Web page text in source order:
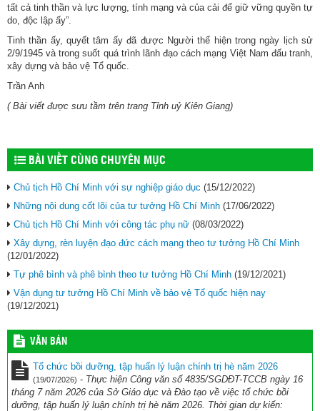
tất cả tinh thần và lực lượng, tính mạng và của cải để giữ vững quyền tự
do, độc lập ấy”.
Tinh thần ấy, quyết tâm ấy đã được Người thể hiện trong ngày lịch sử
2/9/1945 và trong suốt quá trình lãnh đạo cách mạng Việt Nam đấu tranh,
xây dựng và bảo vệ Tổ quốc.
Trần Anh
( Bài viết được sưu tầm trên trang Tỉnh uỷ Kiên Giang)
BÀI VIẾT CÙNG CHUYÊN MỤC
Chủ tịch Hồ Chí Minh với sự nghiệp giáo dục (15/12/2022)
Những nội dung cốt lõi của tư tưởng Hồ Chí Minh (17/06/2022)
Chủ tịch Hồ Chí Minh với công tác phụ nữ (08/03/2022)
Xây dựng, rèn luyện đạo đức cách mạng theo tư tưởng Hồ Chí Minh
(12/01/2022)
Tự phê bình và phê bình theo tư tưởng Hồ Chí Minh (19/12/2021)
Vận dụng tư tưởng Hồ Chí Minh về bảo vệ Tổ quốc hiện nay
(19/12/2021)
VĂN BẢN
Tổ chức bồi dưỡng, tập huấn lý luận chính trị hè năm 2026
(19/07/2026) - Thực hiện Công văn số 4835/SGDĐT-TCCB ngày 16
tháng 7 năm 2026 của Sở Giáo dục và Đào tạo về việc tổ chức bồi
dưỡng, tập huấn lý luận chính trị hè năm 2026. Thời gian dự kiến: